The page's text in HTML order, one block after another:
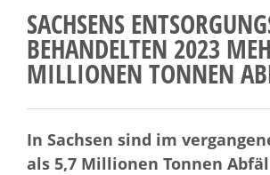
SACHSENS
BEHANDELTEN 2023
MILLIONEN TONNEN
In Sachsen sind im
als 5,7 Millionen Tonnen